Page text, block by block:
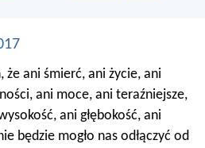
ani śmierć, ani życie, ani
ani moce, ani teraźniejsze,
ani głębokość, ani
będzie mogło nas odłączyć od